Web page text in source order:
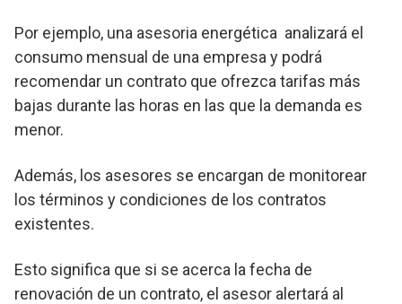
Por ejemplo, una asesoria energética analizará el
consumo mensual de una empresa y podrá
recomendar un contrato que ofrezca tarifas más
bajas durante las horas en las que la demanda es
menor.
Además, los asesores se encargan de monitorear
los términos y condiciones de los contratos
existentes.
Esto significa que si se acerca la fecha de
renovación de un contrato, el asesor alertará al